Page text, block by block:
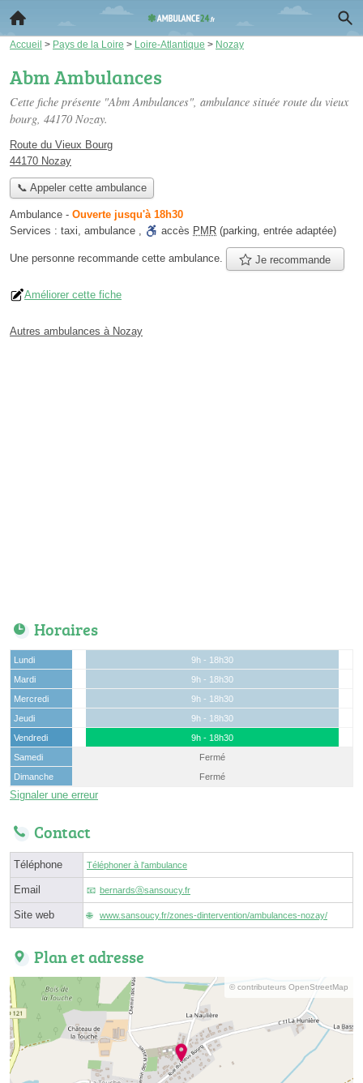
Accueil > Pays de la Loire > Loire-Atlantique > Nozay
Abm Ambulances
Cette fiche présente "Abm Ambulances", ambulance située route du vieux
bourg, 44170 Nozay.
Route du Vieux Bourg
44170 Nozay
📞 Appeler cette ambulance
Ambulance - Ouverte jusqu'à 18h30
Services : taxi, ambulance , accès PMR (parking, entrée adaptée)
Une personne recommande cette ambulance. Je recommande
Améliorer cette fiche
Autres ambulances à Nozay
Horaires
Lundi
9h - 18h30
Mardi
9h - 18h30
Mercredi
9h - 18h30
Jeudi
9h - 18h30
Vendredi
9h - 18h30
Samedi
Fermé
Dimanche
Fermé
Signaler une erreur
Contact
Téléphone Téléphoner à l'ambulance
Email bernardsⓐsansoucy.fr
Site web www.sansoucy.fr/zones-dintervention/ambulances-nozay/
Plan et adresse
© contributeurs OpenStreetMap